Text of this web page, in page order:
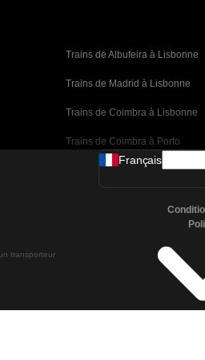
Trains de Albufeira à Lisbonne
Trains de Madrid à Lisbonne
Trains de Coimbra à Lisbonne
Trains de Coimbra à Porto
Trains de Valence à Barcelone
Trains de Malaga à Barcelone
Trains de Malaga à Madrid
Trains de Cordoue à Madrid
transporteur
Français